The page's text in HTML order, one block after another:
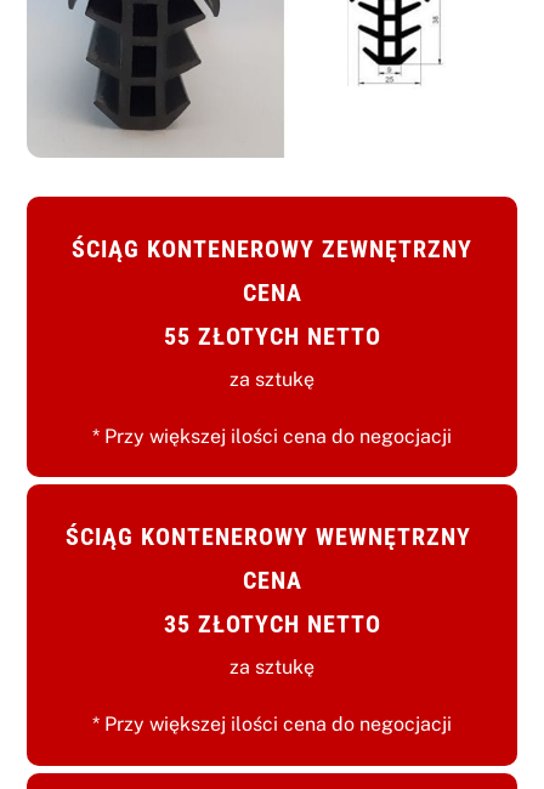
ŚCIĄG KONTENEROWY ZEWNĘTRZNY
CENA
55 ZŁOTYCH NETTO
za sztukę
* Przy większej ilości cena do negocjacji
ŚCIĄG KONTENEROWY WEWNĘTRZNY
CENA
35 ZŁOTYCH NETTO
za sztukę
* Przy większej ilości cena do negocjacji